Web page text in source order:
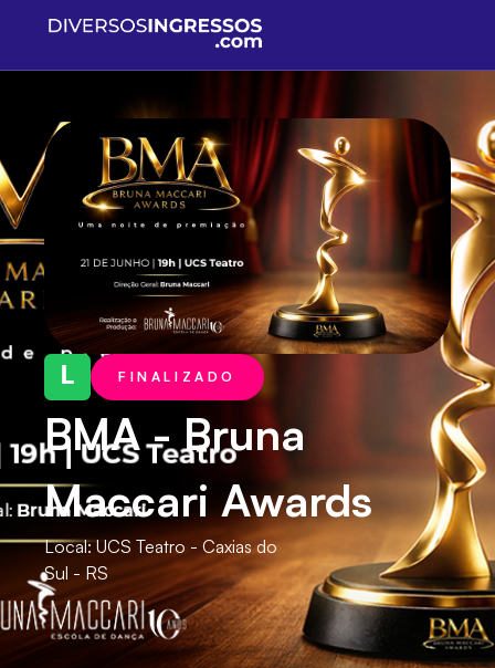
L FINALIZADO
BMA - Bruna
Maccari Awards
Local: UCS Teatro - Caxias do
Sul - RS